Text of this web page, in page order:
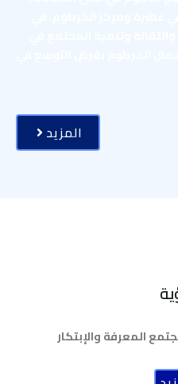
المزيد
المعرفة والإبتكار